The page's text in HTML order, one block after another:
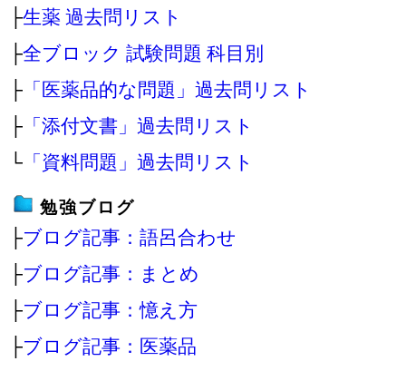
├生薬 過去問リスト
├全ブロック 試験問題 科目別
├ 「医薬品的な問題」過去問リスト
├ 「添付文書」過去問リスト
└ 「資料問題」過去問リスト
勉強ブログ
├ブログ記事：語呂合わせ
├ブログ記事：まとめ
├ブログ記事：憶え方
├ブログ記事：医薬品